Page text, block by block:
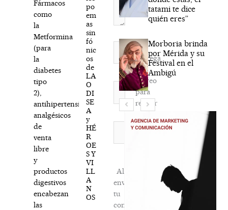
Fármacos
como
la
Metformina
(para
la
diabetes
tipo
2),
antihipertensivos,
analgésicos
de
venta
libre
y
productos
digestivos
encabezan
las
po
em
as
sin
fó
nic
os
de
LA
O
DI
SE
A
y
HÉ
R
OE
S Y
VI
LL
A
N
OS
Nombre*
Correo
electrónico*
Agréga
mi
correo
para
recibir
la
newsletter
Al
enviar
tu
comentario,
tatami te dice
quién eres”
Morboria brinda
por Mérida y su
Festival en el
Ambigú